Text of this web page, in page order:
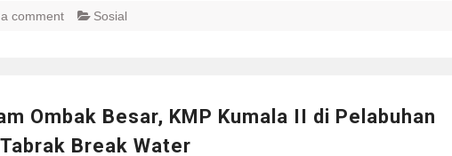
comment Sosial
Ombak Besar, KMP Kumala II di Pelabuhan
Break Water